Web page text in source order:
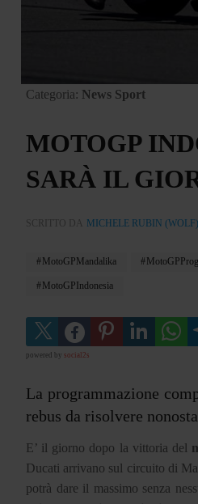
Categoria: News Sport
MOTOGP
SARÀ IL
SCRITTO DA MICHELE RUBIN (WOLF)
MotoGPMandalika
MotoGPIndonesia
powered by social2s
La programmazione
rebus da risolvere
E’ il giorno dopo la vittoria del
Ducati arrivano sul circuito di
potrà dare il massimo senza